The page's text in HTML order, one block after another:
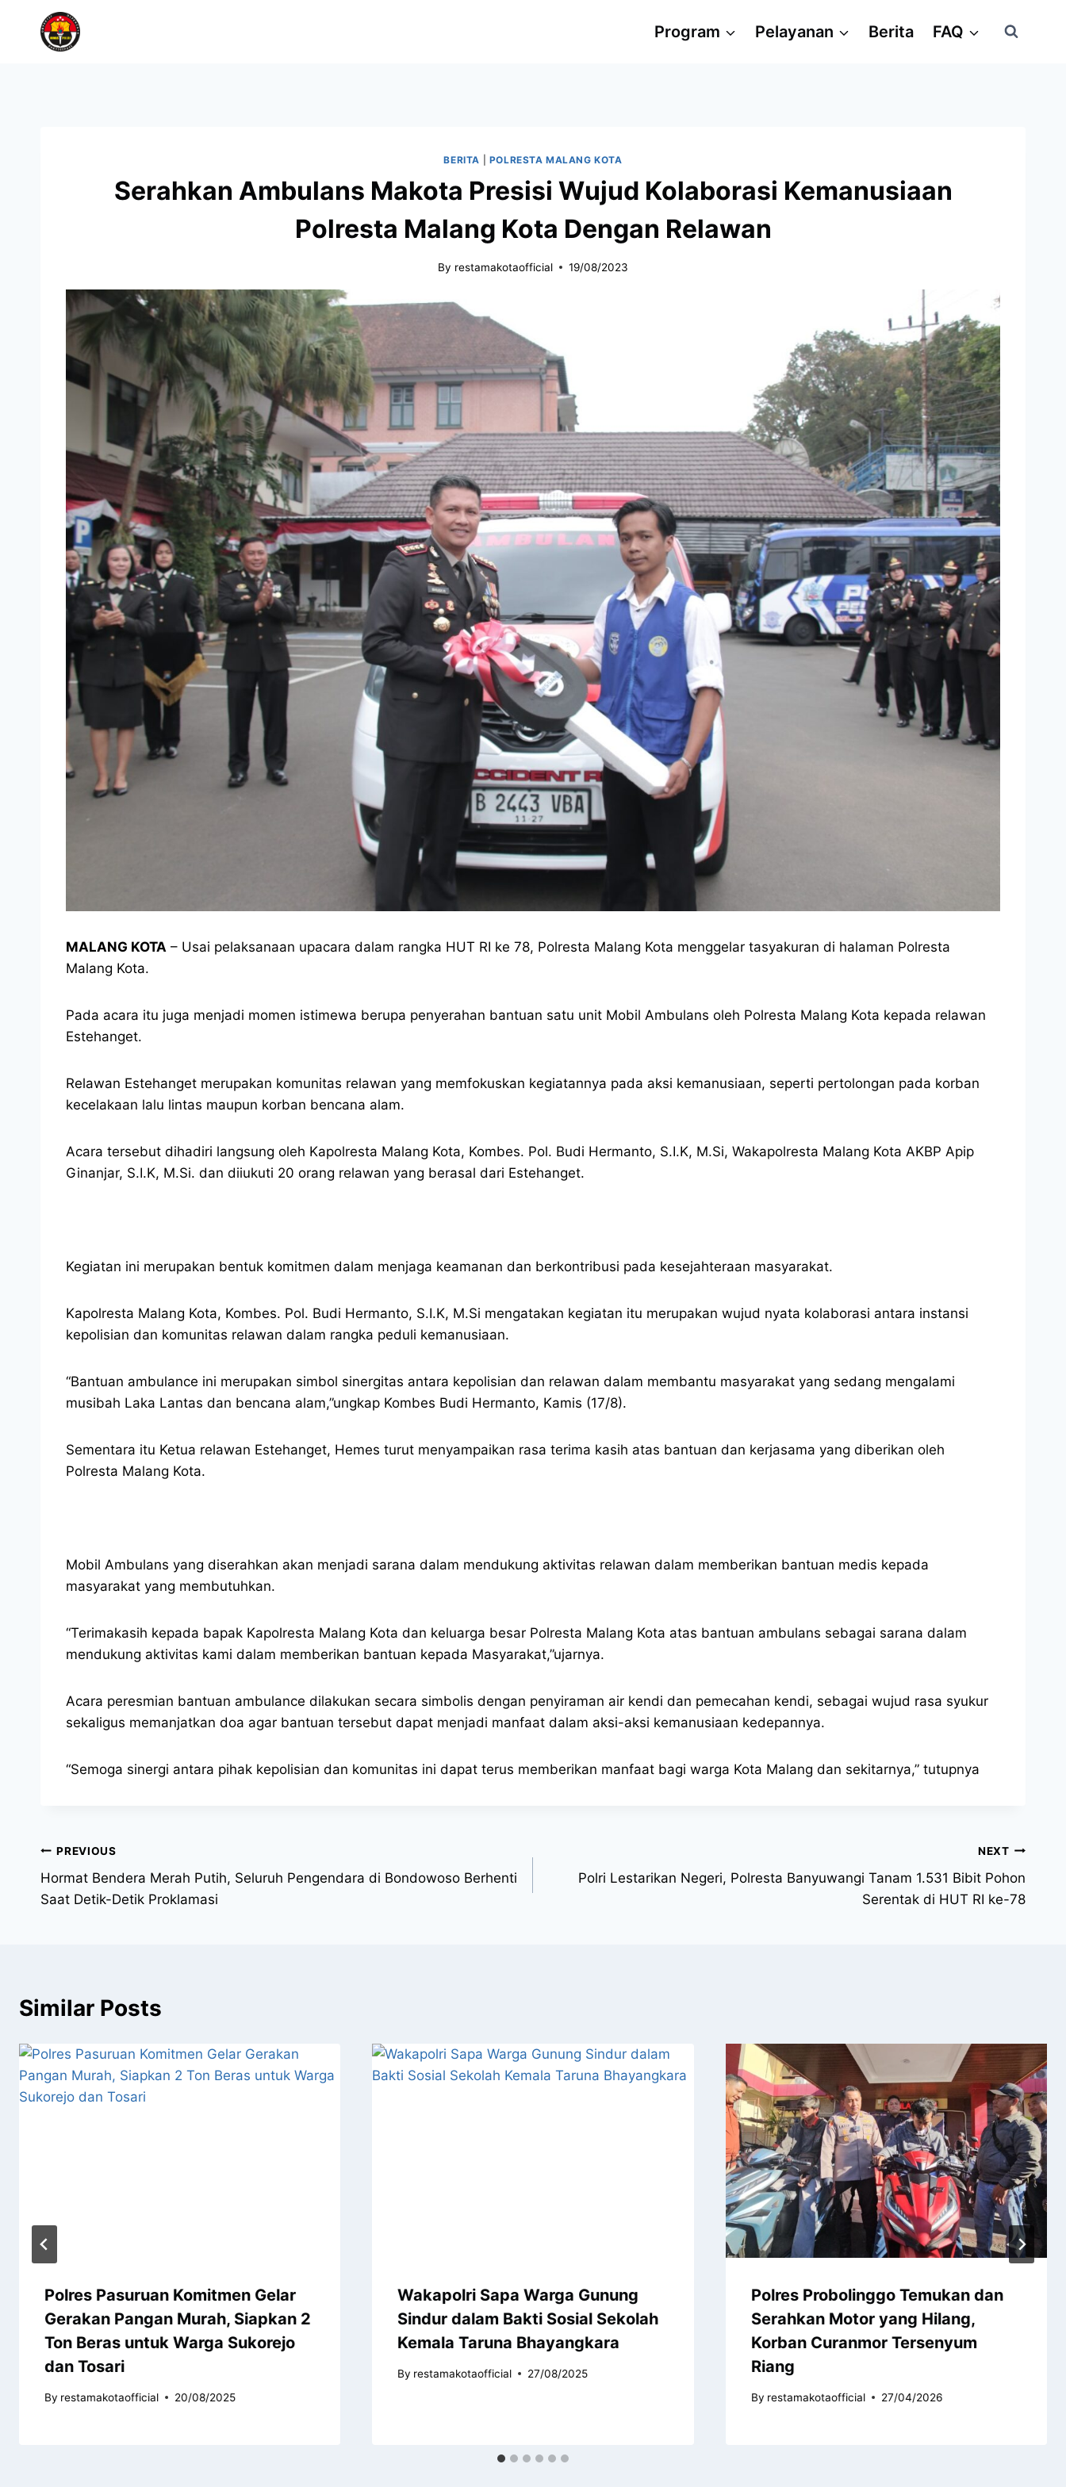
Program Pelayanan Berita FAQ
BERITA POLRESTA MALANG KOTA
Serahkan Ambulans Makota Presisi Wujud Kolaborasi Kemanusiaan
Polresta Malang Kota Dengan Relawan
By restamakotaofficial 19/08/2023
MALANG KOTA – Usai pelaksanaan upacara dalam rangka HUT RI ke 78, Polresta Malang Kota menggelar tasyakuran di halaman Polresta
Malang Kota.
Pada acara itu juga menjadi momen istimewa berupa penyerahan bantuan satu unit Mobil Ambulans oleh Polresta Malang Kota kepada relawan
Estehanget.
Relawan Estehanget merupakan komunitas relawan yang memfokuskan kegiatannya pada aksi kemanusiaan, seperti pertolongan pada korban
kecelakaan lalu lintas maupun korban bencana alam.
Acara tersebut dihadiri langsung oleh Kapolresta Malang Kota, Kombes. Pol. Budi Hermanto, S.I.K, M.Si, Wakapolresta Malang Kota AKBP Apip
Ginanjar, S.I.K, M.Si. dan diiukuti 20 orang relawan yang berasal dari Estehanget.
Kegiatan ini merupakan bentuk komitmen dalam menjaga keamanan dan berkontribusi pada kesejahteraan masyarakat.
Kapolresta Malang Kota, Kombes. Pol. Budi Hermanto, S.I.K, M.Si mengatakan kegiatan itu merupakan wujud nyata kolaborasi antara instansi
kepolisian dan komunitas relawan dalam rangka peduli kemanusiaan.
“Bantuan ambulance ini merupakan simbol sinergitas antara kepolisian dan relawan dalam membantu masyarakat yang sedang mengalami
musibah Laka Lantas dan bencana alam,”ungkap Kombes Budi Hermanto, Kamis (17/8).
Sementara itu Ketua relawan Estehanget, Hemes turut menyampaikan rasa terima kasih atas bantuan dan kerjasama yang diberikan oleh
Polresta Malang Kota.
Mobil Ambulans yang diserahkan akan menjadi sarana dalam mendukung aktivitas relawan dalam memberikan bantuan medis kepada
masyarakat yang membutuhkan.
“Terimakasih kepada bapak Kapolresta Malang Kota dan keluarga besar Polresta Malang Kota atas bantuan ambulans sebagai sarana dalam
mendukung aktivitas kami dalam memberikan bantuan kepada Masyarakat,”ujarnya.
Acara peresmian bantuan ambulance dilakukan secara simbolis dengan penyiraman air kendi dan pemecahan kendi, sebagai wujud rasa syukur
sekaligus memanjatkan doa agar bantuan tersebut dapat menjadi manfaat dalam aksi-aksi kemanusiaan kedepannya.
“Semoga sinergi antara pihak kepolisian dan komunitas ini dapat terus memberikan manfaat bagi warga Kota Malang dan sekitarnya,” tutupnya
PREVIOUS
Hormat Bendera Merah Putih, Seluruh Pengendara di Bondowoso Berhenti
Saat Detik-Detik Proklamasi
NEXT
Polri Lestarikan Negeri, Polresta Banyuwangi Tanam 1.531 Bibit Pohon
Serentak di HUT RI ke-78
Similar Posts
Polres Pasuruan Komitmen Gelar
Gerakan Pangan Murah, Siapkan 2
Ton Beras untuk Warga Sukorejo
dan Tosari
By restamakotaofficial 20/08/2025
Wakapolri Sapa Warga Gunung
Sindur dalam Bakti Sosial Sekolah
Kemala Taruna Bhayangkara
By restamakotaofficial 27/08/2025
Polres Probolinggo Temukan dan
Serahkan Motor yang Hilang,
Korban Curanmor Tersenyum
Riang
By restamakotaofficial 27/04/2026